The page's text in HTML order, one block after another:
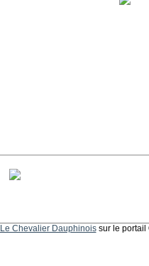
Le Chevalier Dauphinoissur le portail